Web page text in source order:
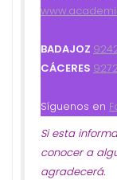
BADAJOZ
CÁCERES
Síguenos en
Si esta
conocer a
agradecerá.